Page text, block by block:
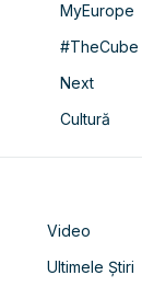
MyEurope
#TheCube
Next
Cultură
Video
Ultimele Știri